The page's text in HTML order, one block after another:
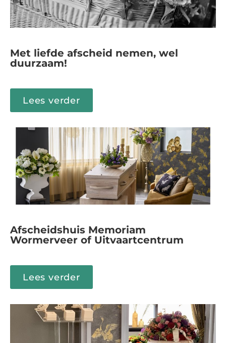
Met liefde afscheid nemen, wel
duurzaam!
Lees verder
Afscheidshuis Memoriam
Wormerveer of Uitvaartcentrum
Lees verder